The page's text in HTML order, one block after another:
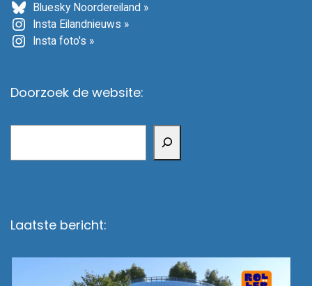
Bluesky Noordereiland »
Insta Eilandnieuws »
Insta foto's »
Doorzoek de website:
Laatste bericht: